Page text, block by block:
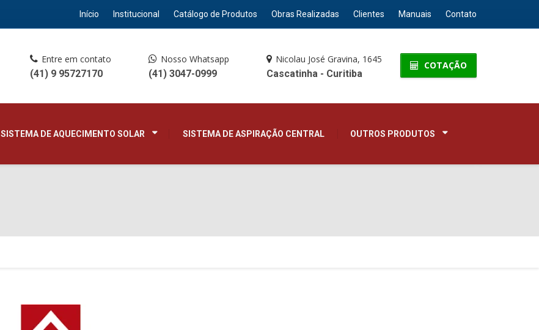
Início Institucional Catálogo de Produtos Obras Realizadas Clientes Manuais Contato
SISTEMA DE AQUECIMENTO SOLAR SISTEMA DE ASPIRAÇÃO CENTRAL OUTROS PRODUTOS
Entre em contato
(41) 9 95727170
Nosso Whatsapp
(41) 3047-0999
Nicolau José Gravina, 1645
Cascatinha - Curitiba
COTAÇÃO